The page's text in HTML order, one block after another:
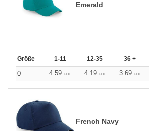
Emerald
Größe 1-11 12-35 36 +
0 4.59 CHF 4.19 CHF 3.69 CHF
French Navy